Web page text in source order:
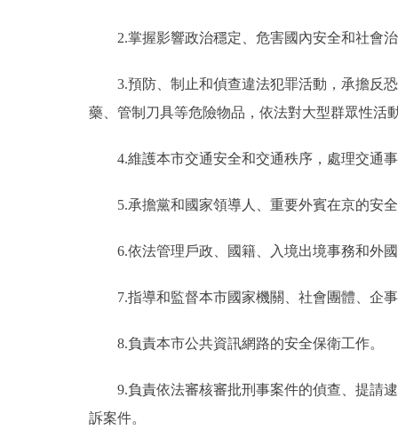
2.掌握影響政治穩定、危害國內安全和社會治
3.預防、制止和偵查違法犯罪活動，承擔反恐
藥、管制刀具等危險物品，依法對大型群眾性活
4.維護本市交通安全和交通秩序，處理交通
5.承擔黨和國家領導人、重要外賓在京的安
6.依法管理戶政、國籍、入境出境事務和外國
7.指導和監督本市國家機關、社會團體、企事
8.負責本市公共資訊網路的安全保衛工作。
9.負責依法審核審批刑事案件的偵查、提請逮
訴案件。